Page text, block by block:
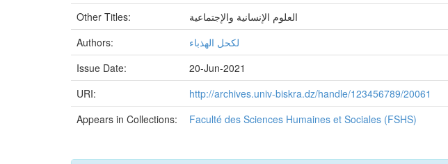
Other Titles:
العلوم الإنسانية والإجتماعية
Authors:
لكحل الهذباء
Issue Date:
20-Jun-2021
URI:
http://archives.univ-biskra.dz/handle/123456789/20061
Appears in Collections:
Faculté des Sciences Humaines et Sociales (FSHS)